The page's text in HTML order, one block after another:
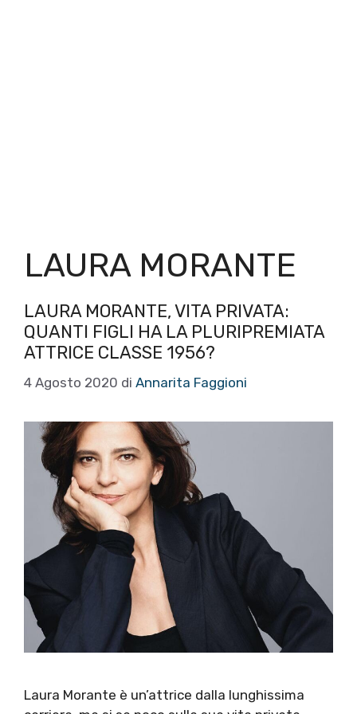
LAURA MORANTE
LAURA MORANTE, VITA PRIVATA:
QUANTI FIGLI HA LA PLURIPREMIATA
ATTRICE CLASSE 1956?
4 Agosto 2020 di Annarita Faggioni
Laura Morante è un’attrice dalla lunghissima